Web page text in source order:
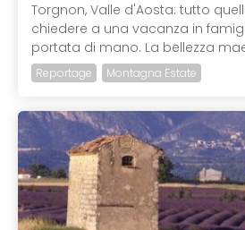
Torgnon, Valle d'Aosta: tutto
chiedere a una vacanza in
portata di mano. La bellezza
Reportage Montagna Estate